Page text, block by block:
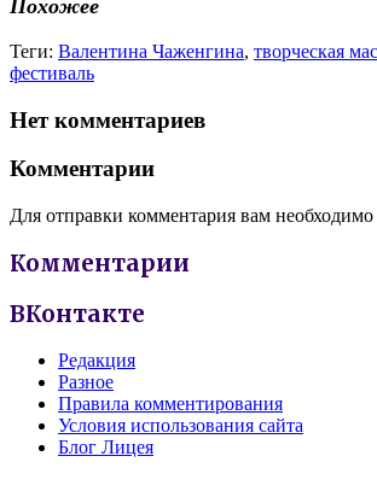
Похожее
Теги: Валентина Чаженгина, творческая
фестиваль
Нет комментариев
Комментарии
Для отправки комментария вам необходимо
Комментарии
ВКонтакте
Редакция
Разное
Правила комментирования
Условия использования сайта
Блог Лицея